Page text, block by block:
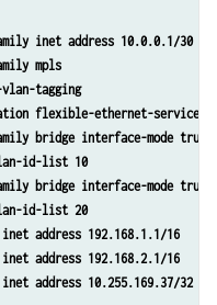
evpn extended-vlan-list [ 10
bda domain-type bridge
bda vlan-id 10
bda routing-interface
bda bridge-options
bdb domain-type bridge
bdb vlan-id 20
bdb routing-interface
bdb bridge-options
vrf
inet address 10.0.0.1/30
mpls
tagging
flexible-ethernet-services
bridge interface-mode trunk
id-list 10
bridge interface-mode trunk
id-list 20
address 192.168.1.1/16
address 192.168.2.1/16
address 10.255.169.37/32